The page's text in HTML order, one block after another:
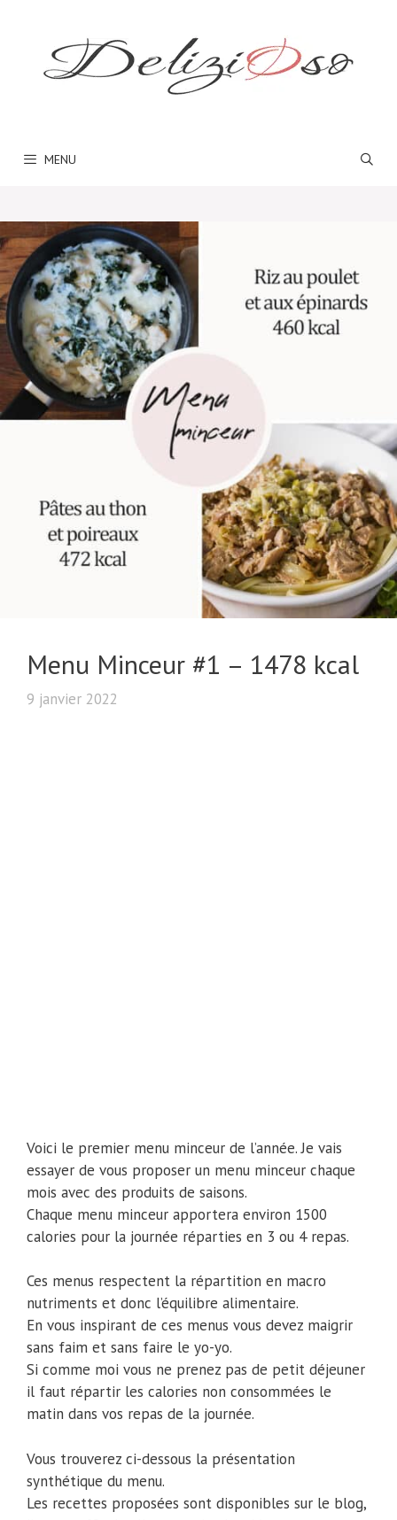
MENU
Menu Minceur #1 – 1478 kcal
9 janvier 2022
Voici le premier menu minceur de l’année. Je vais
essayer de vous proposer un menu minceur chaque
mois avec des produits de saisons.
Chaque menu minceur apportera environ 1500
calories pour la journée réparties en 3 ou 4 repas.
Ces menus respectent la répartition en macro
nutriments et donc l’équilibre alimentaire.
En vous inspirant de ces menus vous devez maigrir
sans faim et sans faire le yo-yo.
Si comme moi vous ne prenez pas de petit déjeuner
il faut répartir les calories non consommées le
matin dans vos repas de la journée.
Vous trouverez ci-dessous la présentation
synthétique du menu.
Les recettes proposées sont disponibles sur le blog,